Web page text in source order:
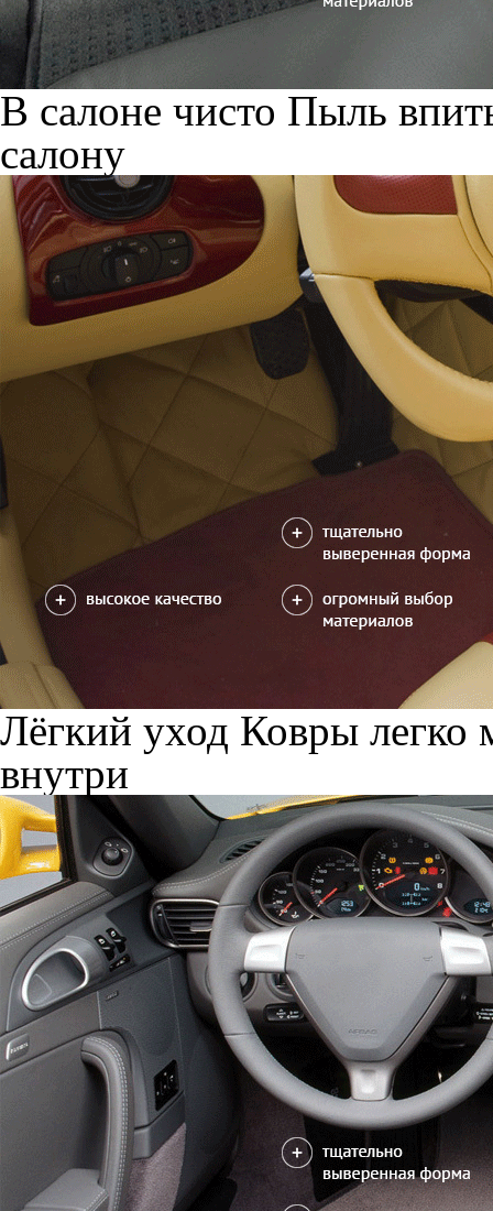
В салоне чисто Пыль
салону
Лёгкий уход Ковры легко
внутри